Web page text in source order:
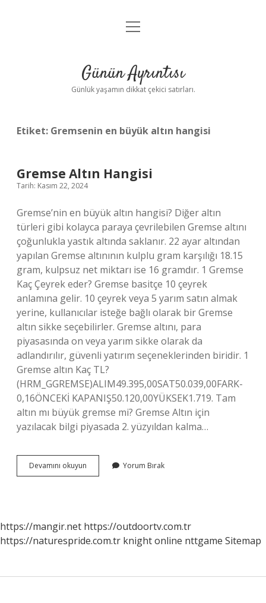
Anasayfa
Yasal Uyarı
menüyü
Günün Ayrıntısı
Günlük yaşamın dikkat çekici satırları.
Etiket: Gremsenin en büyük altın hangisi
Gremse Altın Hangisi
Tarih: Kasım 22, 2024
Gremse’nin en büyük altın hangisi? Diğer altın
türleri gibi kolayca paraya çevrilebilen Gremse altını
çoğunlukla yastık altında saklanır. 22 ayar altından
yapılan Gremse altınının kulplu gram karşılığı 18.15
gram, kulpsuz net miktarı ise 16 gramdır. 1 Gremse
Kaç Çeyrek eder? Gremse basitçe 10 çeyrek
anlamına gelir. 10 çeyrek veya 5 yarım satın almak
yerine, kullanıcılar isteğe bağlı olarak bir Gremse
altın sikke seçebilirler. Gremse altını, para
piyasasında on veya yarım sikke olarak da
adlandırılır, güvenli yatırım seçeneklerinden biridir. 1
Gremse altın Kaç TL?
(HRM_GGREMSE)ALIM49.395,00SAT50.039,00FARK-
0,16ÖNCEKİ KAPANIŞ50.120,00YÜKSEK1.719. Tam
altın mı büyük gremse mi? Gremse Altın için
yazılacak bilgi piyasada 2. yüzyıldan kalma…
Devamını okuyun Gremse
Altın
Yorum Bırak
https://mangir.net https://outdoortv.com.tr
https://naturespride.com.tr knight online nttgame Sitemap